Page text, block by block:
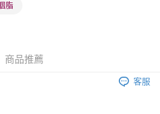
或以上免運費
或以上免運費
確認發貨後2-5個工作天到店，3天內
脂
商品推薦
客服